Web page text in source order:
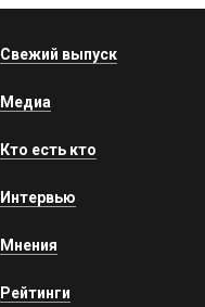
Свежий выпуск
Медиа
Кто есть кто
Интервью
Мнения
Рейтинги